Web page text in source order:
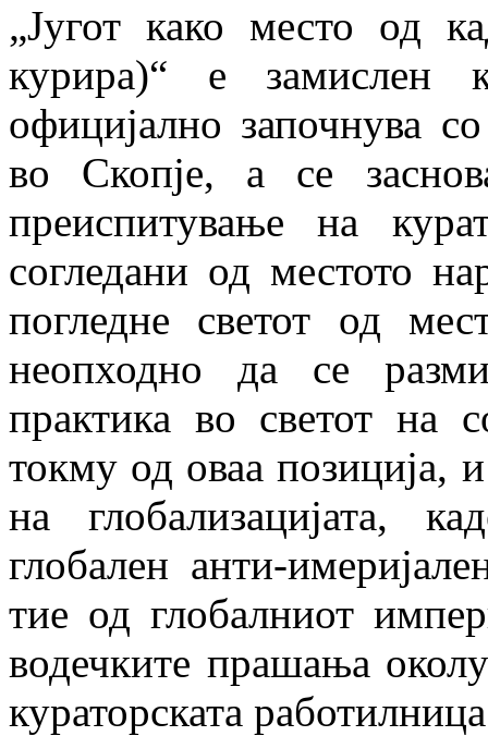
„Југот како место од
курира)“ е замислен
официјално започнува
во Скопје, а се
преиспитување на
согледани од местото
погледне светот од
неопходно да се
практика во светот на
токму од оваа позиција,
на глобализацијата,
глобален анти-
тие од глобалниот
водечките прашања
кураторската